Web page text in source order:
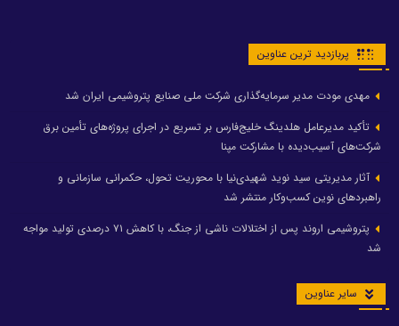
پربازدید ترین عناوین
مهدی مودت مدیر سرمایه‌گذاری شرکت ملی صنایع پتروشیمی ایران شد
تأکید مدیرعامل هلدینگ خلیج‌فارس بر تسریع در اجرای پروژه‌های تأمین برق
شرکت‌های آسیب‌دیده با مشارکت مپنا
آثار مدیریتی سید نوید شهیدی‌نیا با محوریت تحول، حکمرانی سازمانی و
راهبردهای نوین کسب‌وکار منتشر شد
پتروشیمی اروند پس از اختلالات ناشی از جنگ، با کاهش ۷۱ درصدی تولید مواجه
شد
سایر عناوین